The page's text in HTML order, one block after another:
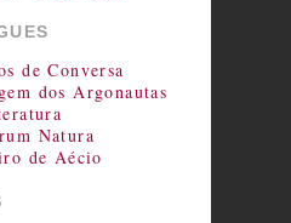
de Conversa
dos Argonautas
Natura
de Aécio